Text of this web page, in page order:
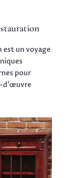
est un voyage
pour
d'œuvre